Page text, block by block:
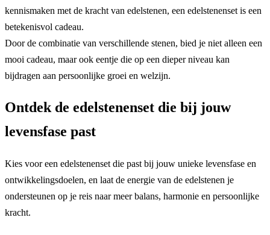
kennismaken met de kracht van edelstenen, een edelstenenset is een
betekenisvol cadeau.
Door de combinatie van verschillende stenen, bied je niet alleen een
mooi cadeau, maar ook eentje die op een dieper niveau kan
bijdragen aan persoonlijke groei en welzijn.
Ontdek de edelstenenset die bij jouw
levensfase past
Kies voor een edelstenenset die past bij jouw unieke levensfase en
ontwikkelingsdoelen, en laat de energie van de edelstenen je
ondersteunen op je reis naar meer balans, harmonie en persoonlijke
kracht.